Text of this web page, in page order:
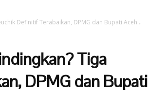
Definitif Terabaikan, DPMG dan Bupati Aceh...
Tiga
DPMG dan Bupati